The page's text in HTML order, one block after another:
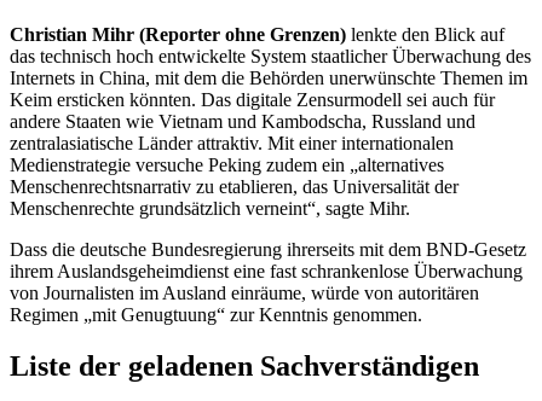
Christian Mihr (Reporter ohne Grenzen) lenkte den Blick auf
das technisch hoch entwickelte System staatlicher Überwachung des
Internets in China, mit dem die Behörden unerwünschte Themen im
Keim ersticken könnten. Das digitale Zensurmodell sei auch für
andere Staaten wie Vietnam und Kambodscha, Russland und
zentralasiatische Länder attraktiv. Mit einer internationalen
Medienstrategie versuche Peking zudem ein „alternatives
Menschenrechtsnarrativ zu etablieren, das Universalität der
Menschenrechte grundsätzlich verneint“, sagte Mihr.
Dass die deutsche Bundesregierung ihrerseits mit dem BND-Gesetz
ihrem Auslandsgeheimdienst eine fast schrankenlose Überwachung
von Journalisten im Ausland einräume, würde von autoritären
Regimen „mit Genugtuung“ zur Kenntnis genommen.
Liste der geladenen Sachverständigen